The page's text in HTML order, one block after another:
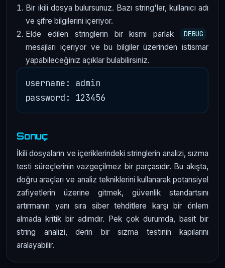
Bir ikili dosya bulursunuz. Bazı string'ler, kullanıcı adı
ve şifre bilgilerini içeriyor.
Elde edilen stringlerin bir kısmı parlak
DEBUG
mesajları içeriyor ve bu bilgiler üzerinden istismar
yapabileceğiniz açıklar bulabilirsiniz.
username: admin
Sonuç
İkili dosyaların ve içeriklerindeki stringlerin analizi, sızma
testi süreçlerinin vazgeçilmez bir parçasıdır. Bu akışta,
doğru araçları ve analiz tekniklerini kullanarak potansiyel
zafiyetlerin üzerine gitmek, güvenlik standartsını
artırmanın yanı sıra siber tehditlere karşı bir önlem
almada kritik bir adımdır. Pek çok durumda, basit bir
string analizi, derin bir sızma testinin kapılarını
aralayabilir.